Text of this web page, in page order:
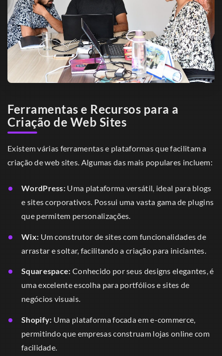
Ferramentas e Recursos para a
Criação de Web Sites
Existem várias ferramentas e plataformas que facilitam a
criação de web sites. Algumas das mais populares incluem:
WordPress: Uma plataforma versátil, ideal para blogs
e sites corporativos. Possui uma vasta gama de plugins
que permitem personalizações.
Wix: Um construtor de sites com funcionalidades de
arrastar e soltar, facilitando a criação para iniciantes.
Squarespace: Conhecido por seus designs elegantes, é
uma excelente escolha para portfólios e sites de
negócios visuais.
Shopify: Uma plataforma focada em e-commerce,
permitindo que empresas construam lojas online com
facilidade.